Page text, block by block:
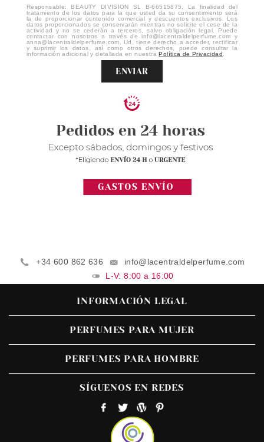
Responsable: BEAUTY DIVISION SL B-66515875. La finalidad del
tratamiento de los datos para la que usted da su consentimiento será
la de proporcionar contenido comercial y descuentos exclusivos. Los
datos proporcionados se conservarán mientras no solicite el cese de la
actividad y no se cederán a terceros, salvo obligación legal. Puede
contactar con nosotros a través de info@lacentraldelperfume.com y
anna@lacentraldelperfume.com. Ud. tiene derecho a acceder, rectificar
y suprimir los datos, así como otros derechos, puede consultar la
información adicional y detallada en nuestraPolítica de Privacidad
ENVIAR
+34 600 862 636
info@lacentraldelperfume.com
L-V: 8:00 a 16:00
INFORMACIÓN LEGAL
PERFUMES PARA MUJER
PERFUMES PARA HOMBRE
SÍGUENOS EN REDES